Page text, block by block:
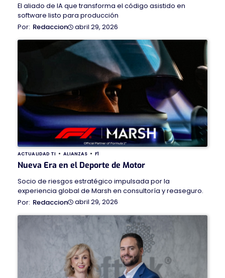
El aliado de IA que transforma el código asistido en
software listo para producción
Redaccion
abril 29, 2026
ACTUALIDAD TI ALIANZAS F1
Nueva Era en el Deporte de Motor
Socio de riesgos estratégico impulsada por la
experiencia global de Marsh en consultoría y reaseguro.
Redaccion
abril 29, 2026